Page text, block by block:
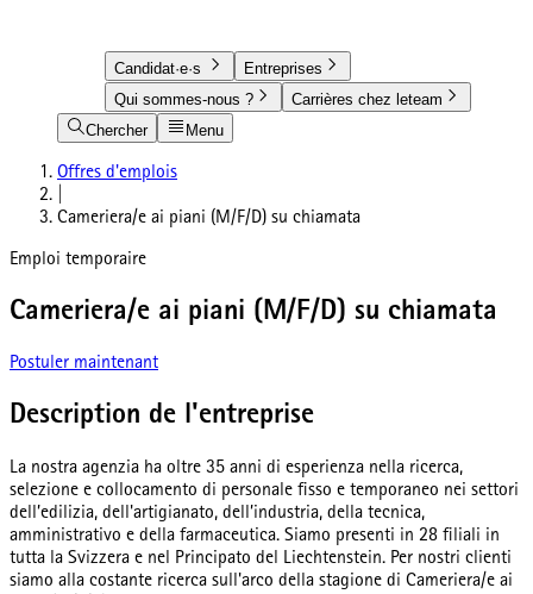
Candidat·e·s
Entreprises
Qui sommes-nous ?
Carrières chez leteam
Chercher
Menu
Offres d'emplois
Cameriera/e ai piani (M/F/D) su chiamata
Emploi temporaire
Cameriera/e ai piani (M/F/D) su chiamata
Postuler maintenant
Description de l'entreprise
La nostra agenzia ha oltre 35 anni di esperienza nella ricerca,
selezione e collocamento di personale fisso e temporaneo nei settori
dell’edilizia, dell'artigianato, dell’industria, della tecnica,
amministrativo e della farmaceutica. Siamo presenti in 28 filiali in
tutta la Svizzera e nel Principato del Liechtenstein. Per nostri clienti
siamo alla costante ricerca sull'arco della stagione di Cameriera/e ai